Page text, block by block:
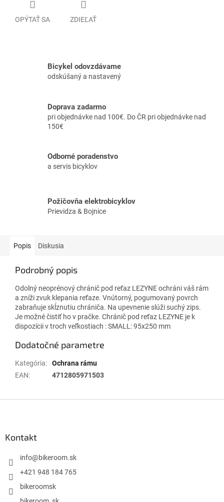
OPÝTAŤ SA ZDIEĽAŤ
Bicykel odovzdávame
odskúšaný a nastavený
Doprava zadarmo
pri objednávke nad 100€. Do ČR pri objednávke nad
150€
Odborné poradenstvo
a servis bicyklov
Požičovňa elektrobicyklov
Prievidza & Bojnice
Popis Diskusia
Podrobný popis
Odolný neoprénový chránič pod reťaz LEZYNE ochráni váš rám
a zníži zvuk klepania reťaze. Vnútorný, pogumovaný povrch
zabraňuje skĺznutiu chrániča. Na upevnenie slúži suchý zips.
Je možné čistiť ho v pračke. Chránič pod reťaz LEZYNE je k
dispozícii v troch veľkostiach : SMALL: 95x250 mm
Dodatočné parametre
Kategória:
Ochrana rámu
EAN: 4712805971503
Kontakt
info@bikeroom.sk
+421 948 184 765
bikeroomsk